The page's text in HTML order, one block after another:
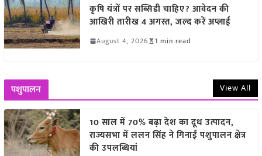
कृषि यंत्रों पर सब्सिडी चाहिए? आवेदन की
आखिरी तारीख 4 अगस्त, जल्द करें अप्लाई
August 4, 2026 1 min read
पशुपालन View All
10 साल में 70% बढ़ा देश का दूध उत्पादन,
राज्यसभा में ललन सिंह ने गिनाईं पशुपालन क्षेत्र
की उपलब्धियां